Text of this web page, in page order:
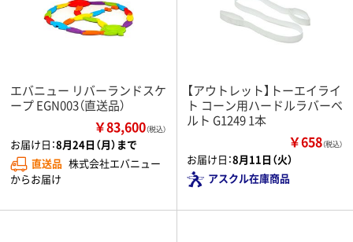
エバニュー リバーランドスケ
ープ EGN003（直送品）
￥83,600（税込）
お届け日：8月24日（月）まで
直送品 株式会社エバニュー
からお届け
【アウトレット】トーエイライ
ト コーン用ハードルラバーベ
ルト G1249 1本
￥658（税込）
お届け日：8月11日（火）
アスクル在庫商品